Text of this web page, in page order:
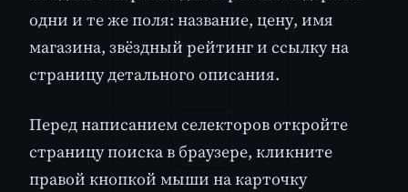
одни и те же поля: название, цену, имя
магазина, звёздный рейтинг и ссылку на
страницу детального описания.
Перед написанием селекторов откройте
страницу поиска в браузере, кликните
правой кнопкой мыши на карточку